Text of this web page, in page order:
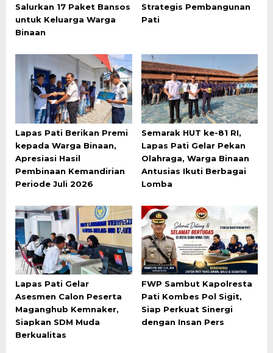
Salurkan 17 Paket Bansos
untuk Keluarga Warga
Binaan
Strategis Pembangunan
Pati
Lapas Pati Berikan Premi
kepada Warga Binaan,
Apresiasi Hasil
Pembinaan Kemandirian
Periode Juli 2026
Semarak HUT ke-81 RI,
Lapas Pati Gelar Pekan
Olahraga, Warga Binaan
Antusias Ikuti Berbagai
Lomba
Lapas Pati Gelar
Asesmen Calon Peserta
Maganghub Kemnaker,
Siapkan SDM Muda
Berkualitas
FWP Sambut Kapolresta
Pati Kombes Pol Sigit,
Siap Perkuat Sinergi
dengan Insan Pers